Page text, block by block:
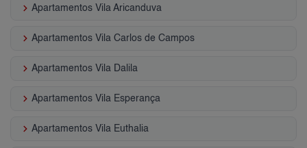
keyboard_arrow_right Apartamentos Vila Aricanduva
keyboard_arrow_right Apartamentos Vila Carlos de Campos
keyboard_arrow_right Apartamentos Vila Dalila
keyboard_arrow_right Apartamentos Vila Esperança
keyboard_arrow_right Apartamentos Vila Euthalia